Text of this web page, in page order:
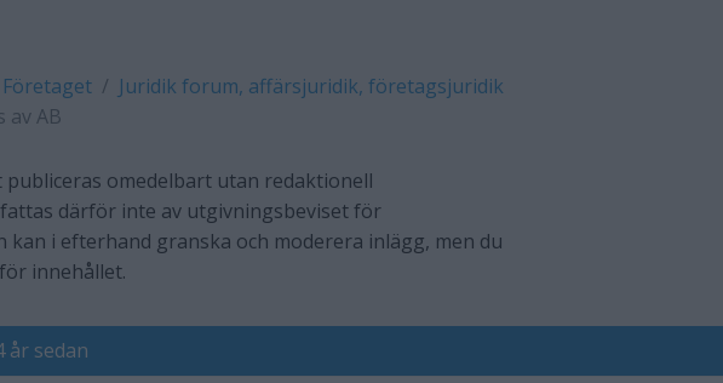
Juridik forum, affärsjuridik, företagsjuridik
av AB
omedelbart utan redaktionell
därför inte av utgivningsbeviset för
kan i efterhand granska och moderera inlägg, men du
innehållet.
år sedan